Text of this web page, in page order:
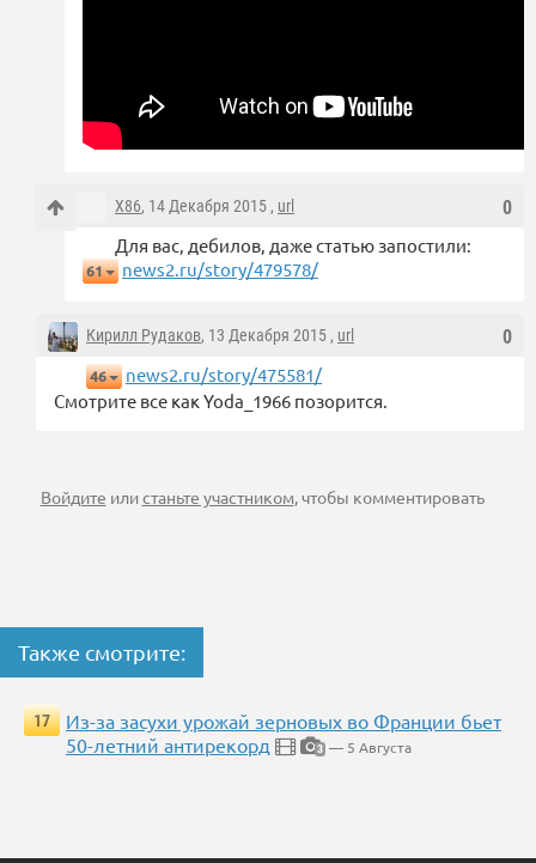
0
X86, 14 Декабря 2015 , url
Для вас, дебилов, даже статью запостили:
61 news2.ru/story/479578/
0
Кирилл Рудаков, 13 Декабря 2015 , url
46
news2.ru/story/475581/
Смотрите все как Yoda_1966 позорится.
Войдите илистаньте участником, чтобы комментировать
Также смотрите:
17
Из-за засухи урожай зерновых во Франции бьет
50-летний антирекорд
3 — 5 Августа